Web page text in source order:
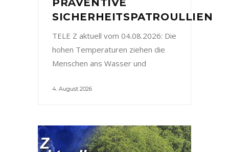
PRÄVENTIVE
SICHERHEITSPATROULLIEN
TELE Z aktuell vom 04.08.2026: Die
hohen Temperaturen ziehen die
Menschen ans Wasser und
4. August 2026